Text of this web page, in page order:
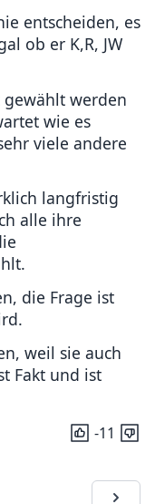
entscheiden, es
ob er K,R, JW
gewählt werden
wie es
viele andere
langfristig
alle ihre
die Frage ist
weil sie auch
Fakt und ist
-11